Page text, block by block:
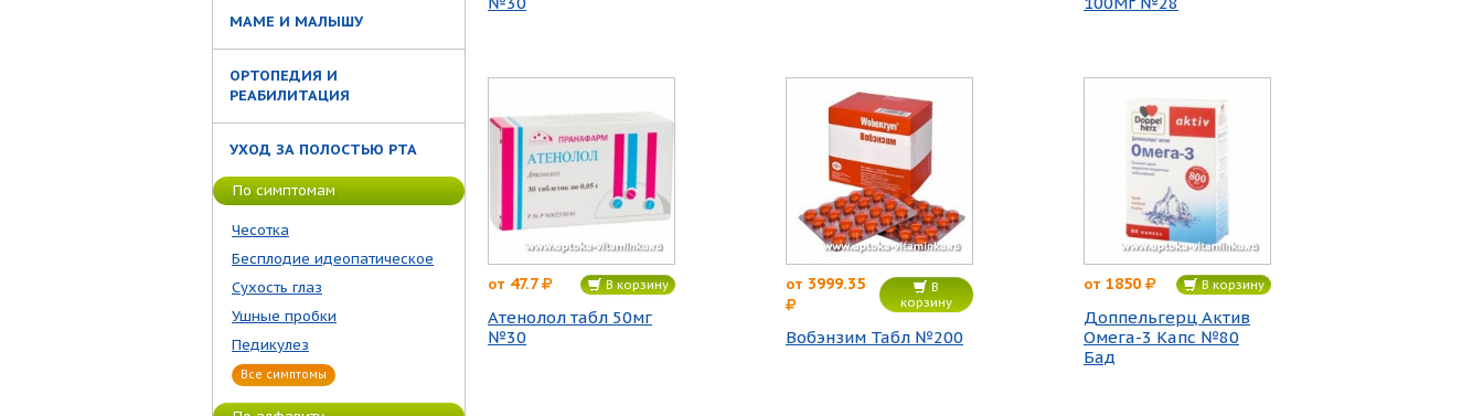
МАМЕ И МАЛЫШУ
ОРТОПЕДИЯ И
РЕАБИЛИТАЦИЯ
УХОД ЗА ПОЛОСТЬЮ РТА
По симптомам
Чесотка
Бесплодие идеопатическое
Сухость глаз
Ушные пробки
Педикулез
Все симптомы
от 47.7 В корзину
Атенолол табл 50мг
№30
от 3999.35
В
корзину
Вобэнзим Табл №200
от 1850 В корзину
Доппельгерц Актив
Омега-3 Капс №80
Бад